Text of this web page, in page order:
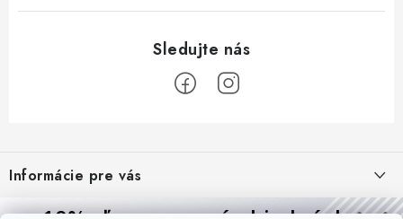
p
ä
Informácie pre vás
Reklamácie a formulár na odstúpenie od zmluvy